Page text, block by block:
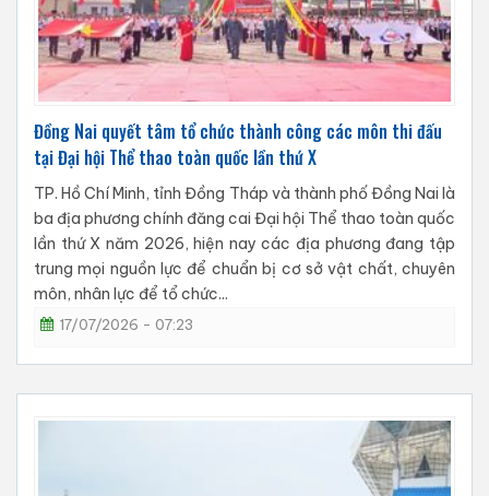
Đồng Nai quyết tâm tổ chức thành công các môn thi đấu
tại Đại hội Thể thao toàn quốc lần thứ X
TP. Hồ Chí Minh, tỉnh Đồng Tháp và thành phố Đồng Nai là
ba địa phương chính đăng cai Đại hội Thể thao toàn quốc
lần thứ X năm 2026, hiện nay các địa phương đang tập
trung mọi nguồn lực để chuẩn bị cơ sở vật chất, chuyên
môn, nhân lực để tổ chức...
17/07/2026 - 07:23